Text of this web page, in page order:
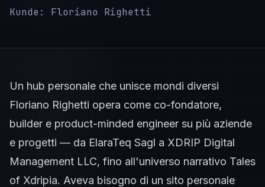
Kunde: Floriano Righetti
Un hub personale che unisce mondi diversi
Floriano Righetti opera come co-fondatore,
builder e product-minded engineer su più aziende
e progetti — da ElaraTeq Sagl a XDRIP Digital
Management LLC, fino all'universo narrativo Tales
of Xdripia. Aveva bisogno di un sito personale